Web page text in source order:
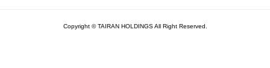
Copyright © TAIRAN HOLDINGS All Right Reserved.